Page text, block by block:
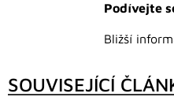
Podívejte
Bližší
SOUVISEJÍCÍ